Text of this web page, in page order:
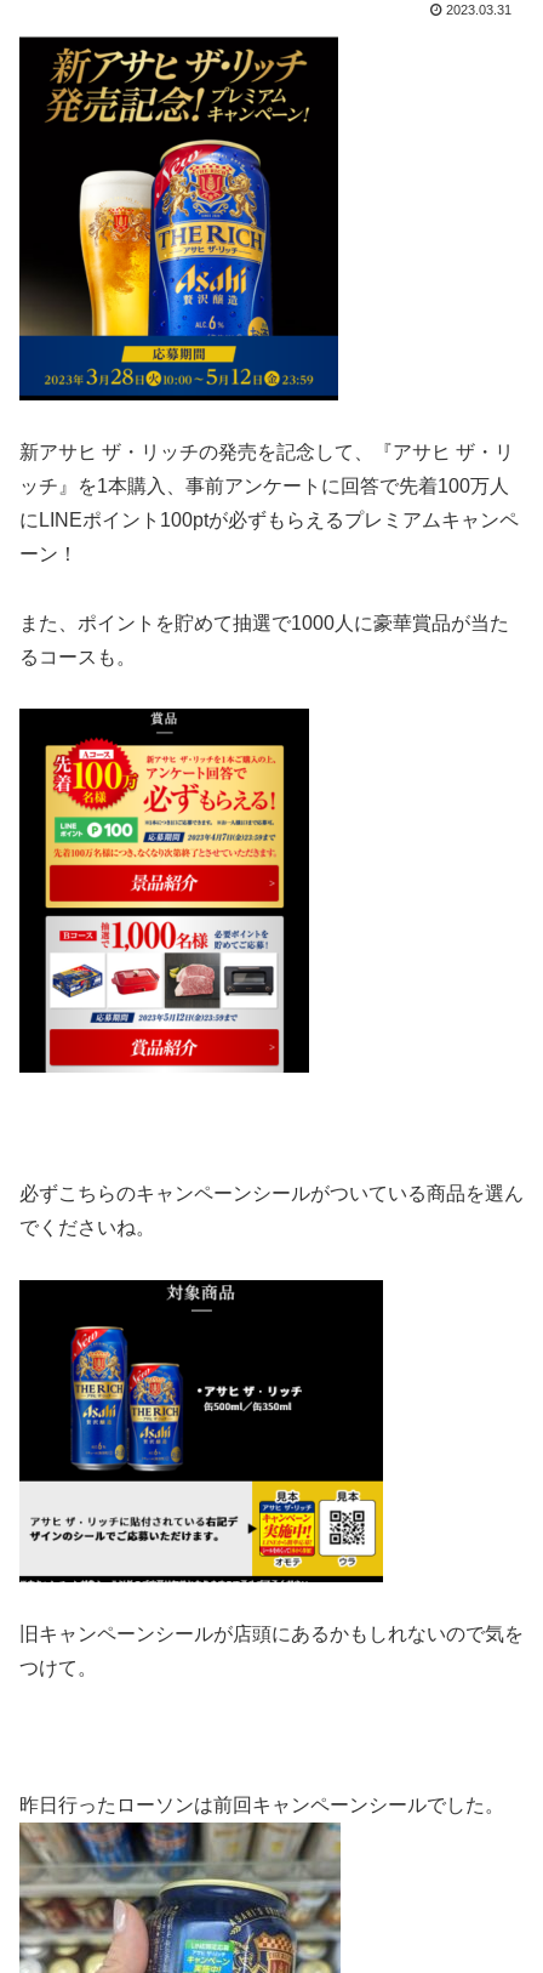
2023.03.31
新アサヒ ザ・リッチの発売を記念して、『アサヒ ザ・リ
ッチ』を1本購入、事前アンケートに回答で先着100万人
にLINEポイント100ptが必ずもらえるプレミアムキャンペ
ーン！
また、ポイントを貯めて抽選で1000人に豪華賞品が当た
るコースも。
必ずこちらのキャンペーンシールがついている商品を選ん
でくださいね。
旧キャンペーンシールが店頭にあるかもしれないので気を
つけて。
昨日行ったローソンは前回キャンペーンシールでした。